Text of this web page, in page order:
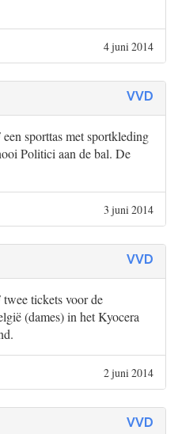
4 juni 2014
VVD
sporttas met sportkleding
Politici aan de bal. De
3 juni 2014
VVD
tickets voor de
(dames) in het Kyocera
2 juni 2014
VVD